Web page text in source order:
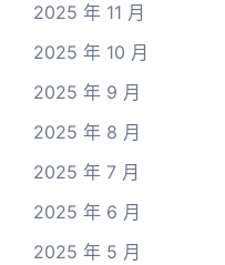
2025 年 11 月
2025 年 10 月
2025 年 9 月
2025 年 8 月
2025 年 7 月
2025 年 6 月
2025 年 5 月